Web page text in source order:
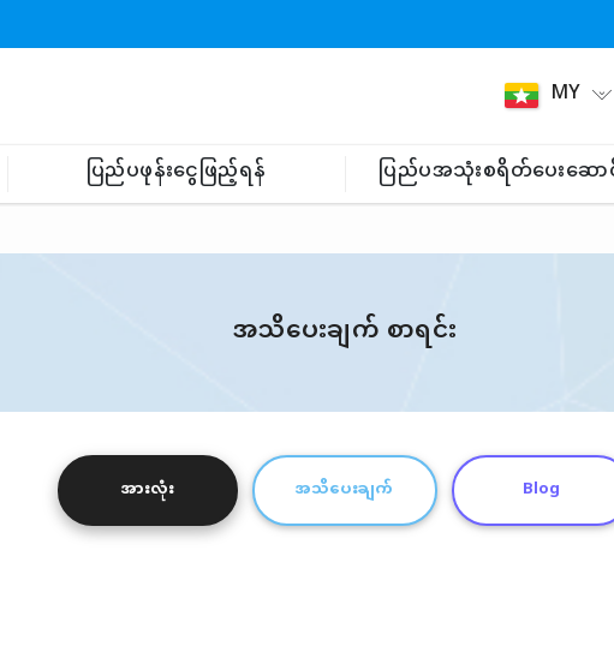
MY
ပြည်ပဖုန်းငွေဖြည့်ရန် ပြည်ပအသုံးစရိတ်ပေးဆော
အသိပေးချက် စာရင်း
အားလုံး အသိပေးချက် Blog